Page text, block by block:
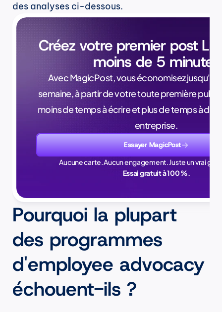
des analyses ci-dessous.
Créez votre premier post
moins de 5 minutes
Avec MagicPost, vous économisez jusqu'à
semaine, à partir de votre toute première
moins de temps à écrire et plus de temps à
entreprise.
Essayer MagicPost
Aucune carte. Aucun engagement. Juste un vrai
Essai gratuit à 100 %.
Pourquoi la plupart
des programmes
d'employee advocacy
échouent-ils ?